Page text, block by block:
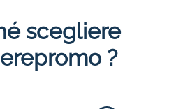
scegliere
?